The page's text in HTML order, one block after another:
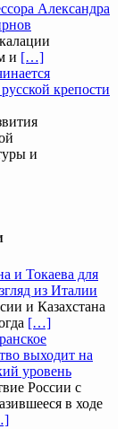
Александра
и […]
крепости
и
и Токаева для
из Италии
и Казахстана
[…]
выходит на
уровень
России с
в ходе